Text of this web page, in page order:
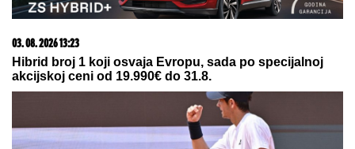
09. 08. 2026 08:19
RAFAEL HODAR U ČETVRTFINALU MONTREALA:
Lehečka pao posle 75 minuta